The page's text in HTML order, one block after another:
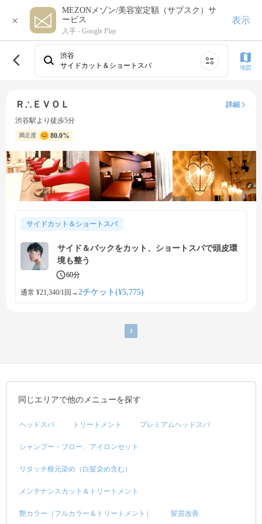
×
MEZONメゾン/美容室定額（サブスク）サ
ービス
入手 - Google Play
表示
渋谷
サイドカット＆ショートスパ
地図
Ｒ∴ＥＶＯＬ
詳細
渋谷駅より徒歩5分
満足度 80.0%
サイドカット＆ショートスパ
サイド＆バックをカット、ショートスパで頭皮環
境も整う
60分
通常 ¥21,340/1回 →2チケット(¥5,775)
1
同じエリアで他のメニューを探す
ヘッドスパ トリートメント プレミアムヘッドスパ
シャンプー・ブロー、アイロンセット
リタッチ根元染め（白髪染め含む）
メンテナンスカット＆トリートメント
艶カラー（フルカラー＆トリートメント） 髪質改善